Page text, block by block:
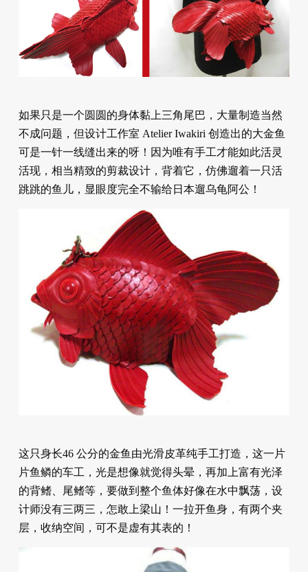
如果只是一个圆圆的身体黏上三角尾巴，大量制造当然
不成问题，但设计工作室 Atelier Iwakiri 创造出的大金鱼
可是一针一线缝出来的呀！因为唯有手工才能如此活灵
活现，相当精致的剪裁设计，背着它，仿佛遛着一只活
跳跳的鱼儿，显眼度完全不输给日本遛乌龟阿公！
这只身长46 公分的金鱼由光滑皮革纯手工打造，这一片
片鱼鳞的车工，光是想像就觉得头晕，再加上富有光泽
的背鳍、尾鳍等，要做到整个鱼体好像在水中飘荡，设
计师没有三两三，怎敢上梁山！一拉开鱼身，有两个夹
层，收纳空间，可不是虚有其表的！